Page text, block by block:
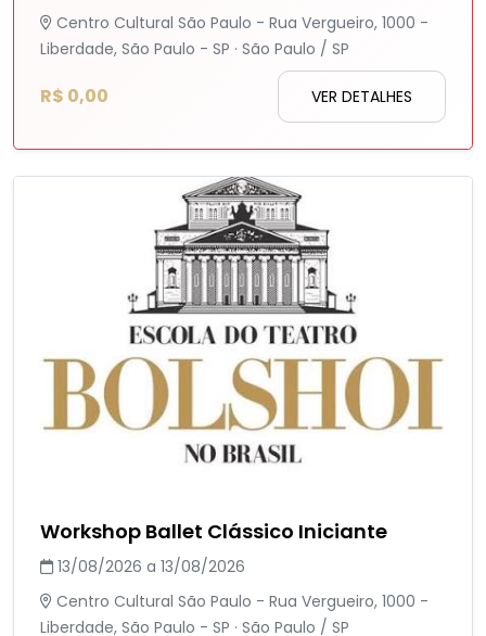
Centro Cultural São Paulo - Rua Vergueiro, 1000 -
Liberdade, São Paulo - SP · São Paulo / SP
R$ 0,00 VER DETALHES
Workshop Ballet Clássico Iniciante
13/08/2026 a 13/08/2026
Centro Cultural São Paulo - Rua Vergueiro, 1000 -
Liberdade, São Paulo - SP · São Paulo / SP